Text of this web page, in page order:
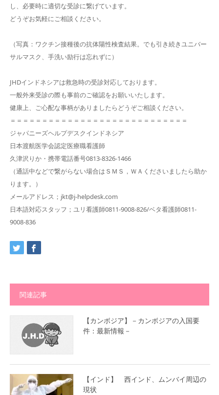
し、必要時に適切な受診に繋げています。
どうぞお気軽にご相談ください。
（写真：ワクチン接種後の抗体陽性検査結果。でも引き続きユニバー
サルマスク、手洗い励行は忘れずに）
JHDインドネシアは救急時の受診対応しております。
一般外来受診の際も事前のご確認をお願いいたします。
健康上、ご心配な事柄がありましたらどうぞご相談ください。
＝＝＝＝＝＝＝＝＝＝＝＝＝＝＝＝＝＝＝＝＝＝＝＝＝＝＝＝
ジャパニーズヘルプデスクインドネシア
日本渡航医学会認定医療職看護師
久津沢りか・携帯電話番号0813-8326-1466
（通話中などで繋がらない場合はＳＭＳ，ＷＡくださいましたら助か
ります。）
メールアドレス；jkt@j-helpdesk.com
日本語対応スタッフ；ユリ看護師0811-9008-826/ベタ看護師0811-
9008-836
関連記事
【カンボジア】－カンボジアの入国要
件：最新情報－
【インド】 西インド、ムンバイ周辺の
現状